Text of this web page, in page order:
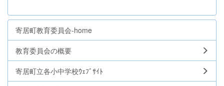
寄居町教育委員会-home
教育委員会の概要
寄居町立各小中学校ｳｪﾌﾞｻｲﾄ